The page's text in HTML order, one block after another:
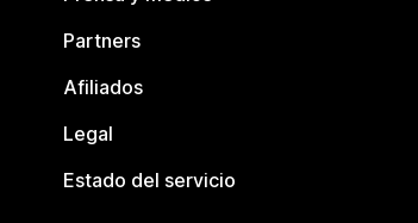
Partners
Afiliados
Legal
Estado del servicio